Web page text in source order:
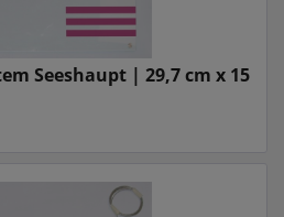
Seeshaupt | 29,7 cm x 15